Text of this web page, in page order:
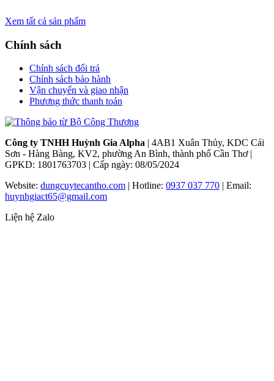
Xem tất cả sản phẩm
Chính sách
Chính sách đổi trả
Chính sách bảo hành
Vận chuyển và giao nhận
Phương thức thanh toán
Công ty TNHH Huỳnh Gia Alpha | 4AB1 Xuân Thủy, KDC Cái
Sơn - Hàng Bàng, KV2, phường An Bình, thành phố Cần Thơ |
GPKD: 1801763703 | Cấp ngày: 08/05/2024
Website: dungcuytecantho.com | Hotline: 0937 037 770 | Email:
huynhgiact65@gmail.com
Liện hệ Zalo